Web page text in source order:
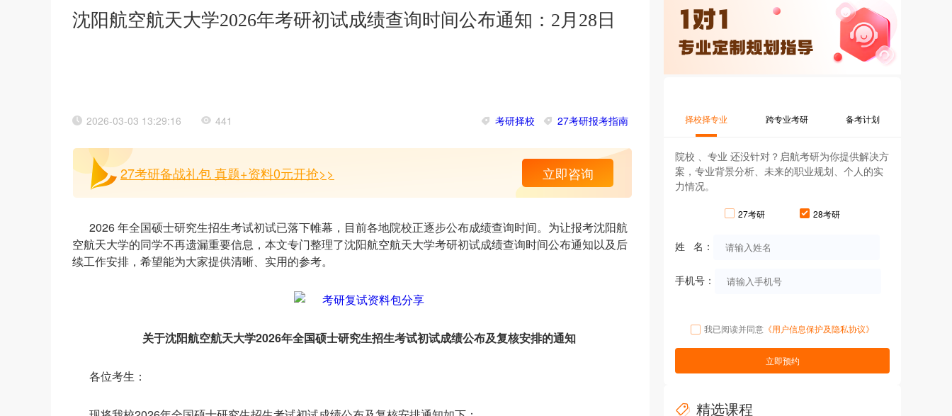
沈阳航空航天大学2026年考研初试成绩查询时间公布通知：2月28日
2026-03-03 13:29:16 441 考研择校 27考研报考指南
27考研备战礼包 真题+资料0元开抢>> 立即咨询
2026 年全国硕士研究生招生考试初试已落下帷幕，目前各地院校正逐步公布成绩查询时间。为让报考沈阳航
空航天大学的同学不再遗漏重要信息，本文专门整理了沈阳航空航天大学考研初试成绩查询时间公布通知以及后
续工作安排，希望能为大家提供清晰、实用的参考。
关于沈阳航空航天大学2026年全国硕士研究生招生考试初试成绩公布及复核安排的通知
各位考生：
择校择专业 跨专业考研 备考计划
院校 、专业 还没针对？启航考研为你提供解决方
案，专业背景分析、未来的职业规划、个人的实
力情况。
27考研 28考研
姓 名：
手机号：
我已阅读并同意 《用户信息保护及隐私协议》
立即预约
精选课程